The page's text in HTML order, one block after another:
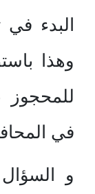
البدء
وهذا
للمحجوز
في
و